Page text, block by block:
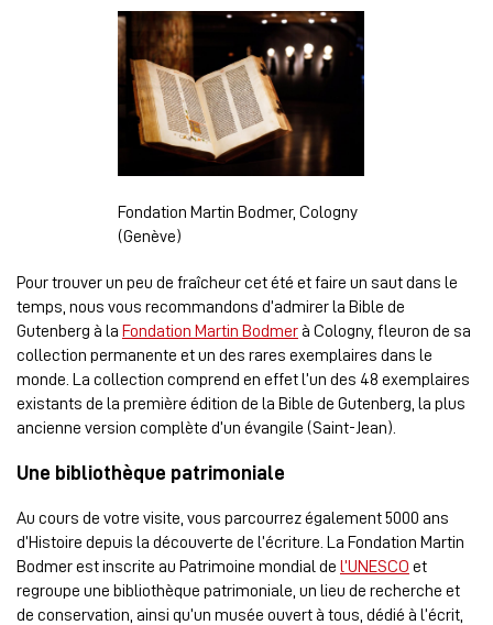
Fondation Martin Bodmer, Cologny
(Genève)
Pour trouver un peu de fraîcheur cet été et faire un saut dans le
temps, nous vous recommandons d’admirer la Bible de
Gutenberg à la Fondation Martin Bodmerà Cologny, fleuron de sa
collection permanente et un des rares exemplaires dans le
monde. La collection comprend en effet l’un des 48 exemplaires
existants de la première édition de la Bible de Gutenberg, la plus
ancienne version complète d’un évangile (Saint-Jean).
Une bibliothèque patrimoniale
Au cours de votre visite, vous parcourrez également 5000 ans
d’Histoire depuis la découverte de l’écriture. La Fondation Martin
Bodmer est inscrite au Patrimoine mondial de l’UNESCO et
regroupe une bibliothèque patrimoniale, un lieu de recherche et
de conservation, ainsi qu’un musée ouvert à tous, dédié à l’écrit,